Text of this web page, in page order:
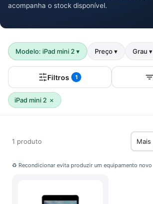
acompanha o stock disponível.
Modelo: iPad mini 2 ▾ Preço▾ Grau ▾
Filtros 1
iPad mini 2 ×
1 produto
♻ Recondicionar evita produzir um equipamento novo